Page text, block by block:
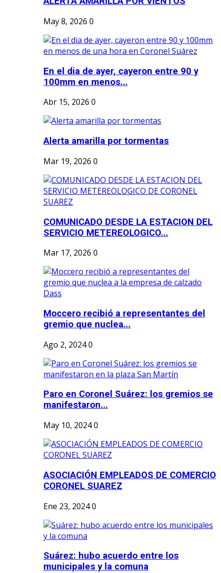
May 8, 2026 0
En el dia de ayer, cayeron entre 90 y
100mm en menos...
Abr 15, 2026 0
Alerta amarilla por tormentas
Mar 19, 2026 0
COMUNICADO DESDE LA ESTACION DEL
SERVICIO METEREOLOGICO...
Mar 17, 2026 0
Moccero recibió a representantes del
gremio que nuclea...
Ago 2, 20240
Paro en Coronel Suárez: los gremios se
manifestaron...
May 10, 20240
ASOCIACIÓN EMPLEADOS DE COMERCIO
CORONEL SUAREZ
Ene 23, 20240
Suárez: hubo acuerdo entre los
municipales y la comuna